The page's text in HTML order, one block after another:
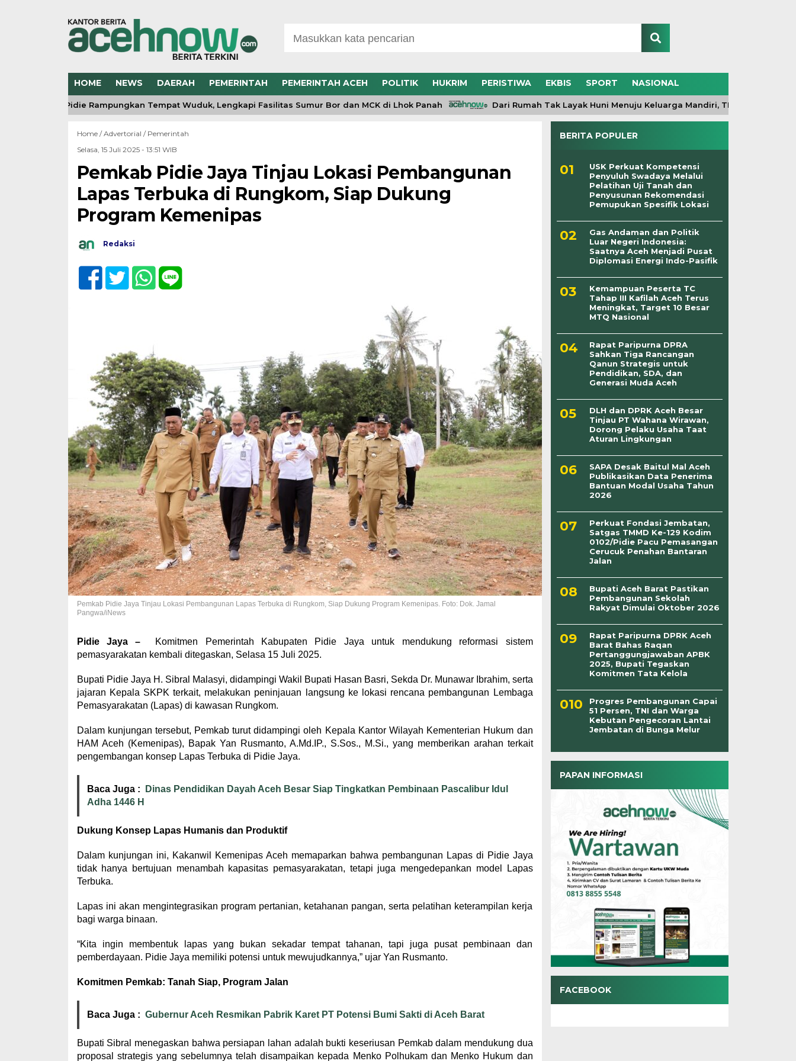
HOME NEWS DAERAH PEMERINTAH PEMERINTAH ACEH POLITIK HUKRIM PERISTIWA EKBIS SPORT NASIONAL
0102/Pidie Rampungkan Tempat Wuduk, Lengkapi Fasilitas Sumur Bor dan MCK di Lhok Panah Dari Rumah Tak Layak Huni Menuju Keluarga Mandiri, TMMD ke-129 Kodim
Home /Advertorial / Pemerintah
Selasa, 15 Juli 2025 - 13:51 WIB
Pemkab Pidie Jaya Tinjau Lokasi Pembangunan
Lapas Terbuka di Rungkom, Siap Dukung
Program Kemenipas
Redaksi
Pemkab Pidie Jaya Tinjau Lokasi Pembangunan Lapas Terbuka di Rungkom, Siap Dukung Program Kemenipas. Foto: Dok. Jamal
Pangwa/iNews
Pidie Jaya –
Komitmen Pemerintah Kabupaten Pidie Jaya untuk mendukung reformasi sistem
pemasyarakatan kembali ditegaskan, Selasa 15 Juli 2025.
Bupati Pidie Jaya H. Sibral Malasyi, didampingi Wakil Bupati Hasan Basri, Sekda Dr. Munawar Ibrahim, serta
jajaran Kepala SKPK terkait, melakukan peninjauan langsung ke lokasi rencana pembangunan Lembaga
Pemasyarakatan (Lapas) di kawasan Rungkom.
Dalam kunjungan tersebut, Pemkab turut didampingi oleh Kepala Kantor Wilayah Kementerian Hukum dan
HAM Aceh (Kemenipas), Bapak Yan Rusmanto, A.Md.IP., S.Sos., M.Si., yang memberikan arahan terkait
pengembangan konsep Lapas Terbuka di Pidie Jaya.
Baca Juga :
Dinas Pendidikan Dayah Aceh Besar Siap Tingkatkan Pembinaan Pascalibur Idul
Adha 1446 H
Dukung Konsep Lapas Humanis dan Produktif
Dalam kunjungan ini, Kakanwil Kemenipas Aceh memaparkan bahwa pembangunan Lapas di Pidie Jaya
tidak hanya bertujuan menambah kapasitas pemasyarakatan, tetapi juga mengedepankan model Lapas
Terbuka.
Lapas ini akan mengintegrasikan program pertanian, ketahanan pangan, serta pelatihan keterampilan kerja
bagi warga binaan.
“Kita ingin membentuk lapas yang bukan sekadar tempat tahanan, tapi juga pusat pembinaan dan
pemberdayaan. Pidie Jaya memiliki potensi untuk mewujudkannya,” ujar Yan Rusmanto.
Komitmen Pemkab: Tanah Siap, Program Jalan
Baca Juga : Gubernur Aceh Resmikan Pabrik Karet PT Potensi Bumi Sakti di Aceh Barat
Bupati Sibral menegaskan bahwa persiapan lahan adalah bukti keseriusan Pemkab dalam mendukung dua
proposal strategis yang sebelumnya telah disampaikan kepada Menko Polhukam dan Menko Hukum dan
BERITA POPULER
USK Perkuat Kompetensi
Penyuluh Swadaya Melalui
Pelatihan Uji Tanah dan
Penyusunan Rekomendasi
Pemupukan Spesifik Lokasi
Gas Andaman dan Politik
Luar Negeri Indonesia:
Saatnya Aceh Menjadi Pusat
Diplomasi Energi Indo-Pasifik
Kemampuan Peserta TC
Tahap III Kafilah Aceh Terus
Meningkat, Target 10 Besar
MTQ Nasional
Rapat Paripurna DPRA
Sahkan Tiga Rancangan
Qanun Strategis untuk
Pendidikan, SDA, dan
Generasi Muda Aceh
DLH dan DPRK Aceh Besar
Tinjau PT Wahana Wirawan,
Dorong Pelaku Usaha Taat
Aturan Lingkungan
SAPA Desak Baitul Mal Aceh
Publikasikan Data Penerima
Bantuan Modal Usaha Tahun
2026
Perkuat Fondasi Jembatan,
Satgas TMMD Ke-129 Kodim
0102/Pidie Pacu Pemasangan
Cerucuk Penahan Bantaran
Jalan
Bupati Aceh Barat Pastikan
Pembangunan Sekolah
Rakyat Dimulai Oktober 2026
Rapat Paripurna DPRK Aceh
Barat Bahas Raqan
Pertanggungjawaban APBK
2025, Bupati Tegaskan
Komitmen Tata Kelola
Progres Pembangunan Capai
51 Persen, TNI dan Warga
Kebutan Pengecoran Lantai
Jembatan di Bunga Melur
PAPAN INFORMASI
FACEBOOK